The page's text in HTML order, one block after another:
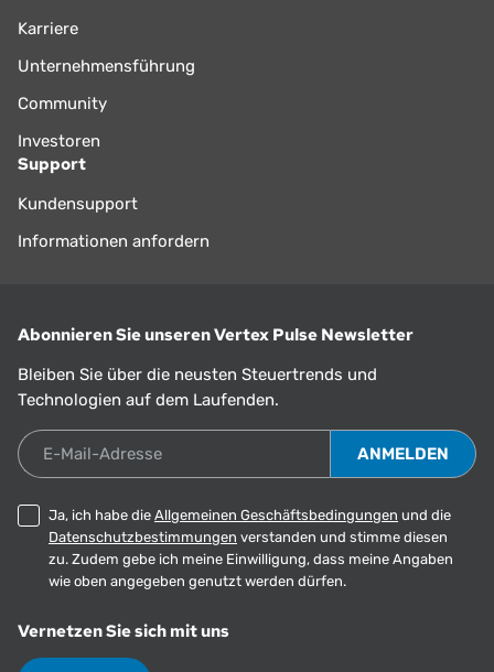
Karriere
Unternehmensführung
Community
Investoren
Support
Kundensupport
Informationen anfordern
Abonnieren Sie unseren Vertex Pulse Newsletter
Bleiben Sie über die neusten Steuertrends und
Technologien auf dem Laufenden.
E-Mail-Adresse
Ja, ich habe die Allgemeinen Geschäftsbedingungen und die
Datenschutzbestimmungen verstanden und stimme diesen
zu. Zudem gebe ich meine Einwilligung, dass meine Angaben
wie oben angegeben genutzt werden dürfen.
Vernetzen Sie sich mit uns